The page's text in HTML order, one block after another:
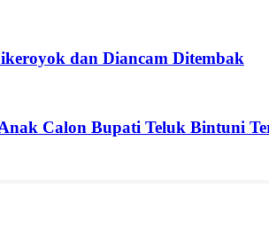
dan Diancam Ditembak
Calon Bupati Teluk Bintuni